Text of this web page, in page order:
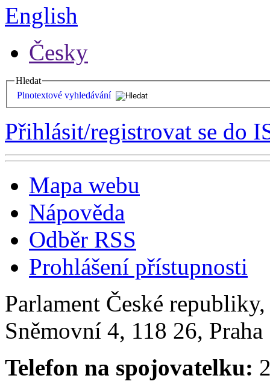
English
Česky
Hledat
Plnotextové vyhledávání
Přihlásit/registrovat se do
Mapa webu
Nápověda
Odběr RSS
Prohlášení přístupnosti
Parlament České
Sněmovní 4, 118 26,
Telefon na spojovatelku: